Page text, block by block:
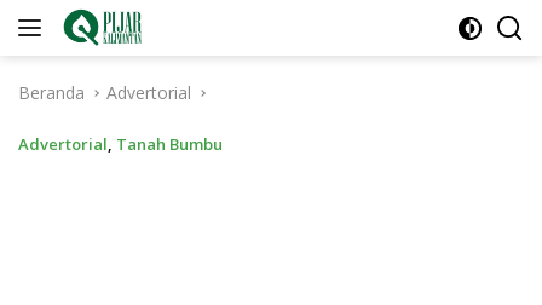
Langsung
Beranda
Advertorial
Advertorial, Tanah Bumbu